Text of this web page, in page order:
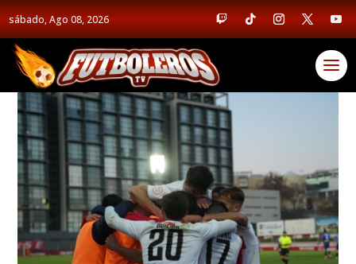
sábado, Ago 08, 2026